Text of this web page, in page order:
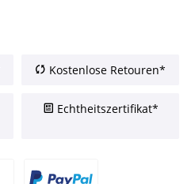
Kostenlose Retouren*
Echtheitszertifikat*